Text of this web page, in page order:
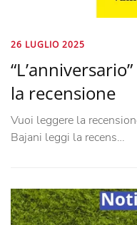
26 LUGLIO 2025
la recensione
Vuoi leggere la
Bajani leggi la recens…